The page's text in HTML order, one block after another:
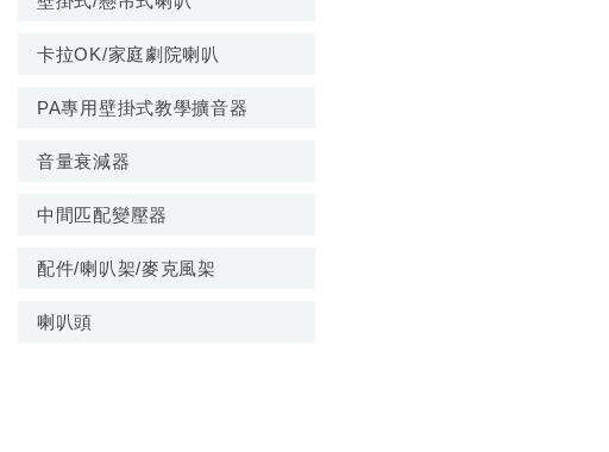
卡拉OK/家庭劇院喇叭
PA專用壁掛式教學擴音器
音量衰減器
中間匹配變壓器
配件/喇叭架/麥克風架
喇叭頭